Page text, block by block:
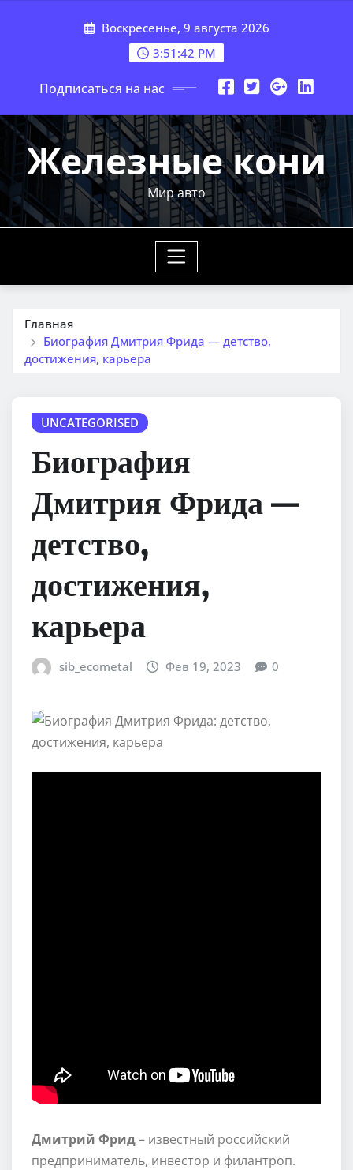
Воскресенье, 9 августа 2026
3:51:43 PM
Подписаться на нас
Железные кони
Мир авто
Главная
Биография Дмитрия Фрида — детство,
достижения, карьера
UNCATEGORISED
Биография
Дмитрия Фрида —
детство,
достижения,
карьера
sib_ecometal Фев 19, 2023 0
Дмитрий Фрид– известный российский
предприниматель, инвестор и филантроп.